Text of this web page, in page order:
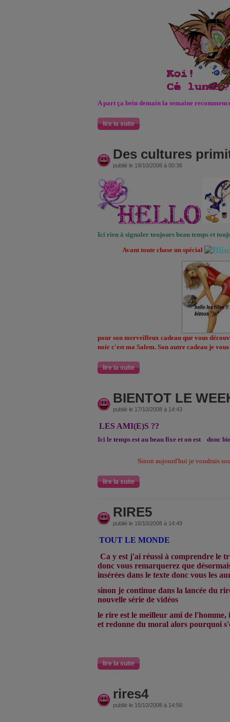
A part ça bein demain la semaine
lire la suite
Des cultures
publié le 19/10/2008 à 00:36
Ici rien à signaler toujours beau temps et
Avant toute chose un spécial
pour son merveilleux cadeau que vous
noir c'est ma Salem. Son autre cadeau je
lire la suite
BIENTOT LE
publié le 17/10/2008 à 14:43
LES AMI(E)S ??
Ici le temps est au beau fixe et on est donc
Sinon aujourd'hui je voudrais
lire la suite
RIRE5
publié le 16/10/2008 à 14:49
TOUT LE MONDE
Ca y est j'ai réussi à comprendre le
donc vous remarquerez que
insérées dans le texte donc vous les
sinon je continue dans la lancée du
nouvelle série de vidéos
le rire est le meilleur ami de l'homme,
et redonne du moral alors pourquoi
lire la suite
rires4
publié le 15/10/2008 à 14:56